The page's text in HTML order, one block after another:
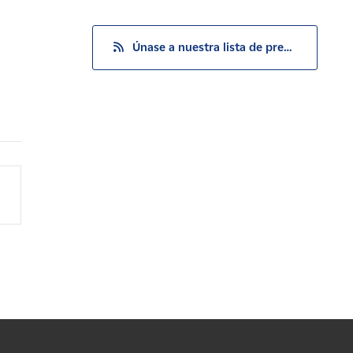
Únase a nuestra lista de prensa